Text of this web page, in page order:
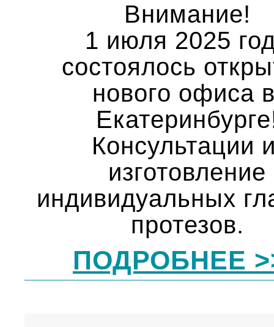
Внимание!
1 июля 2025
состоялось
нового офиса
Консультации
изготовление
индивидуальных
протезов.
ПОДРОБНЕЕ